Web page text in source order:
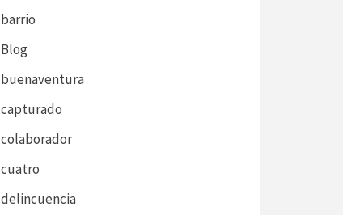
barrio
Blog
buenaventura
capturado
colaborador
cuatro
delincuencia